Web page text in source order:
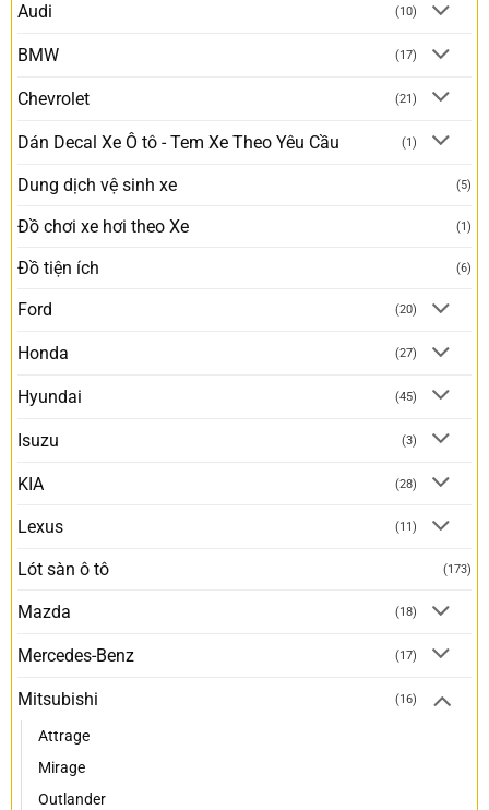
Audi (10)
BMW (17)
Chevrolet (21)
Dán Decal Xe Ô tô - Tem Xe Theo Yêu Cầu (1)
Dung dịch vệ sinh xe (5)
Đồ chơi xe hơi theo Xe (1)
Đồ tiện ích (6)
Ford (20)
Honda (27)
Hyundai (45)
Isuzu (3)
KIA (28)
Lexus (11)
Lót sàn ô tô (173)
Mazda (18)
Mercedes-Benz (17)
Mitsubishi (16)
Attrage
Mirage
Outlander